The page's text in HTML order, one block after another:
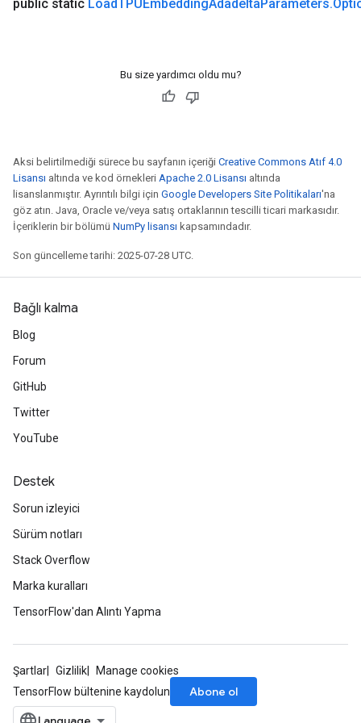
public static Load TPUEmbeddingAdadeltaParameters.
Bu size yardımcı oldu mu?
Aksi belirtilmediği sürece bu sayfanın içeriği Creative Commons Atıf 4.0
Lisansı altında ve kod örnekleri Apache 2.0 Lisansı altında
lisanslanmıştır. Ayrıntılı bilgi için Google Developers Site Politikaları'na
göz atın. Java, Oracle ve/veya satış ortaklarının tescilli ticari markasıdır.
İçeriklerin bir bölümü NumPy lisansı kapsamındadır.
Son güncelleme tarihi: 2025-07-28 UTC.
Bağlı kalma
Blog
Forum
GitHub
Twitter
YouTube
Destek
Sorun izleyici
Sürüm notları
Stack Overflow
Marka kuralları
TensorFlow'dan Alıntı Yapma
Şartlar Gizlilik
Manage cookies
TensorFlow bültenine kaydolun
Abone ol